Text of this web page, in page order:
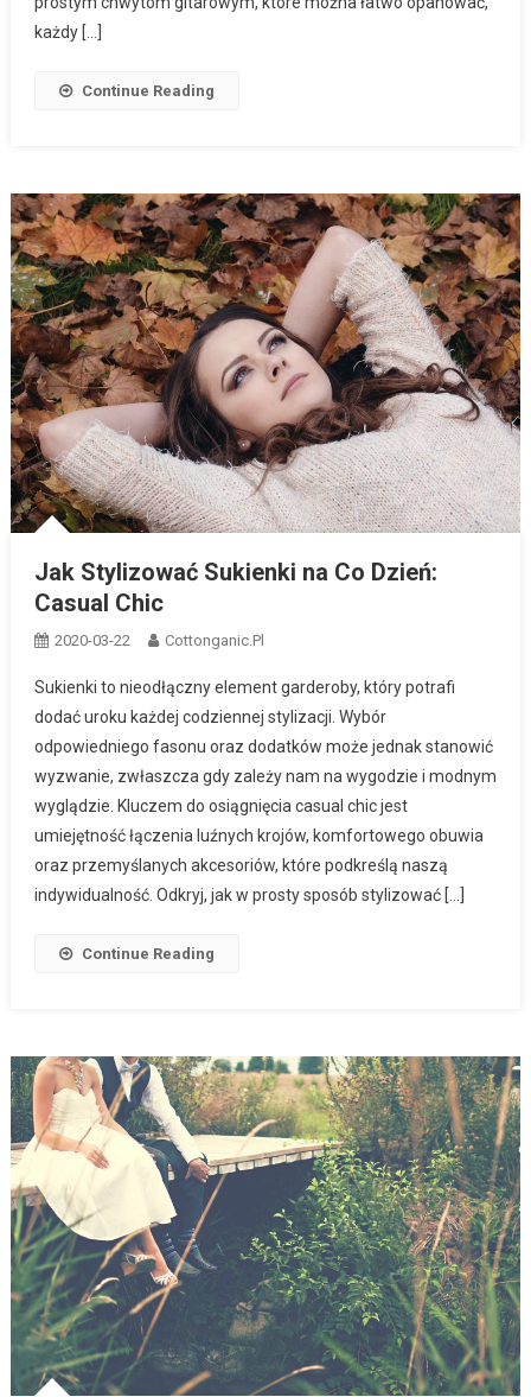
każdy […]
Continue Reading
Jak Stylizować Sukienki na Co Dzień:
Casual Chic
2020-03-22 Cottonganic.pl
Sukienki to nieodłączny element garderoby, który potrafi
dodać uroku każdej codziennej stylizacji. Wybór
odpowiedniego fasonu oraz dodatków może jednak stanowić
wyzwanie, zwłaszcza gdy zależy nam na wygodzie i modnym
wyglądzie. Kluczem do osiągnięcia casual chic jest
umiejętność łączenia luźnych krojów, komfortowego obuwia
oraz przemyślanych akcesoriów, które podkreślą naszą
indywidualność. Odkryj, jak w prosty sposób stylizować […]
Continue Reading